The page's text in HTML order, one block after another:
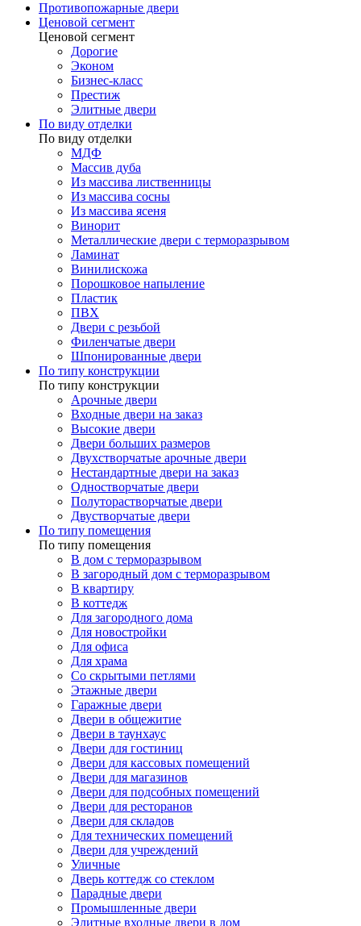
Противопожарные двери
Ценовой сегмент
Ценовой сегмент
Дорогие
Эконом
Бизнес-класс
Престиж
Элитные двери
По виду отделки
По виду отделки
МДФ
Массив дуба
Из массива лиственницы
Из массива сосны
Из массива ясеня
Винорит
Металлические двери с терморазрывом
Ламинат
Винилискожа
Порошковое напыление
Пластик
ПВХ
Двери с резьбой
Филенчатые двери
Шпонированные двери
По типу конструкции
По типу конструкции
Арочные двери
Входные двери на заказ
Высокие двери
Двери больших размеров
Двухстворчатые арочные двери
Нестандартные двери на заказ
Одностворчатые двери
Полуторастворчатые двери
Двустворчатые двери
По типу помещения
По типу помещения
В дом с терморазрывом
В загородный дом с терморазрывом
В квартиру
В коттедж
Для загородного дома
Для новостройки
Для офиса
Для храма
Со скрытыми петлями
Этажные двери
Гаражные двери
Двери в общежитие
Двери в таунхаус
Двери для гостиниц
Двери для кассовых помещений
Двери для магазинов
Двери для подсобных помещений
Двери для ресторанов
Двери для складов
Для технических помещений
Двери для учреждений
Уличные
Дверь коттедж со стеклом
Парадные двери
Промышленные двери
Элитные входные двери в дом